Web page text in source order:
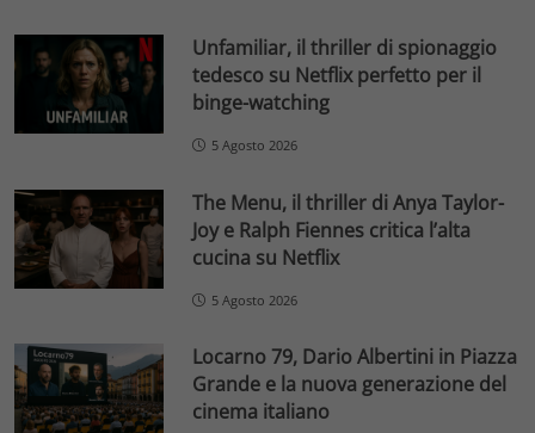
Unfamiliar, il thriller di spionaggio
tedesco su Netflix perfetto per il
binge-watching
5 Agosto 2026
The Menu, il thriller di Anya Taylor-
Joy e Ralph Fiennes critica l’alta
cucina su Netflix
5 Agosto 2026
Locarno 79, Dario Albertini in Piazza
Grande e la nuova generazione del
cinema italiano